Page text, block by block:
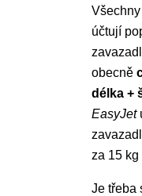
účtují
obecně
délka +
EasyJet
za 15 kg
Je třeba